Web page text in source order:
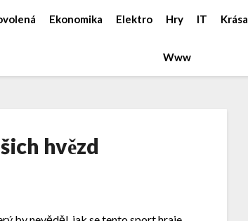
Ekonomika Elektro Hry IT Krása
Www
hvězd